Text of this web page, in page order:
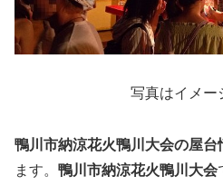
写真はイメー
鴨川市納涼花火鴨川大会の屋台
ます。 鴨川市納涼花火鴨川大会